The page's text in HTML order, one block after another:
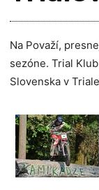
Na Považí,
sezóne. Trial
Slovenska v